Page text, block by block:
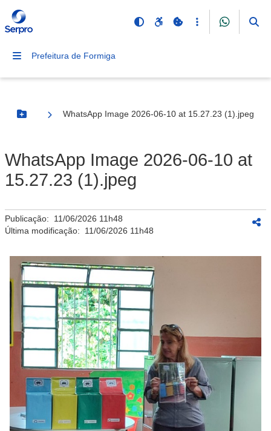
Prefeitura de Formiga
Botão Menu
WhatsApp Image 2026-06-10 at 15.27.23 (1).jpeg
WhatsApp Image 2026-06-10 at
15.27.23 (1).jpeg
Publicação: 11/06/2026 11h48
Última modificação: 11/06/2026 11h48